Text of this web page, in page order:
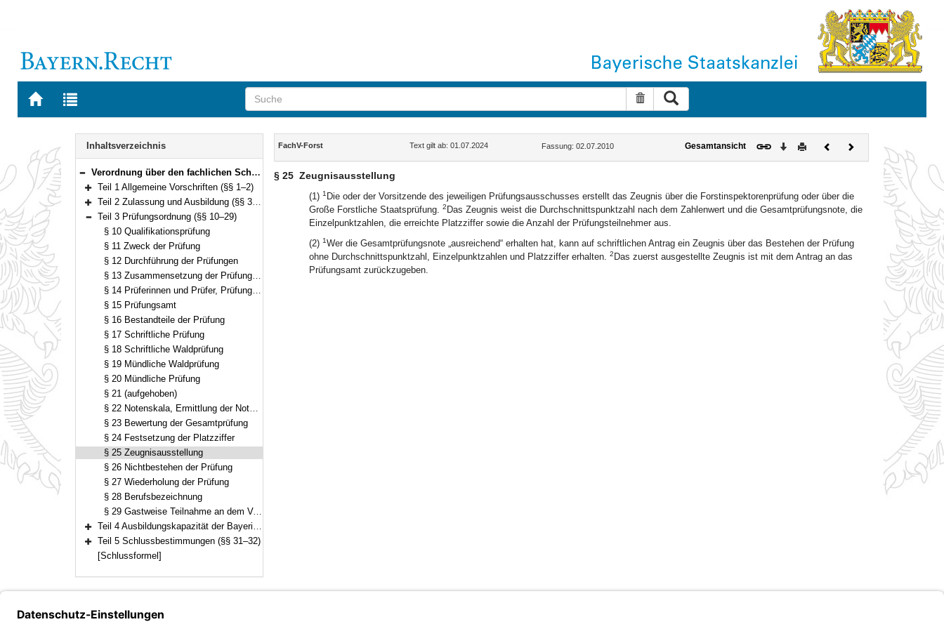
Zur
BAYERN.RECHT
Zur
letzten
Suche zurücksetzen
Navigation
Inhaltsverzeichnis
Bereich reduzieren
Verordnung über den fachlichen Schwerpunkt Forstdienst (Fachverordnung Forst – FachV-Forst) Vom 2. Juli 2010 (GVBl. S. 380) BayRS 2038-3-7-15-L (§§ 1–32)
Bereich erweitern
Teil 1 Allgemeine Vorschriften (§§ 1–2)
Bereich erweitern
Teil 2 Zulassung und Ausbildung (§§ 3–9)
Bereich reduzieren
Teil 3 Prüfungsordnung (§§ 10–29)
§ 10 Qualifikationsprüfung
§ 11 Zweck der Prüfung
§ 12 Durchführung der Prüfungen
§ 13 Zusammensetzung der Prüfungsausschüsse
§ 14 Prüferinnen und Prüfer, Prüfungskommissionen
§ 15 Prüfungsamt
§ 16 Bestandteile der Prüfung
§ 17 Schriftliche Prüfung
§ 18 Schriftliche Waldprüfung
§ 19 Mündliche Waldprüfung
§ 20 Mündliche Prüfung
§ 21 (aufgehoben)
§ 22 Notenskala, Ermittlung der Noten in den Prüfungsabschnitten
§ 23 Bewertung der Gesamtprüfung
§ 24 Festsetzung der Platzziffer
§ 25 Zeugnisausstellung
§ 26 Nichtbestehen der Prüfung
§ 27 Wiederholung der Prüfung
§ 28 Berufsbezeichnung
§ 29 Gastweise Teilnahme an dem Vorbereitungsdienst sowie der vorgesehenen Prüfung außerhalb des Beamtenverhältnisses
Bereich erweitern
Teil 4 Ausbildungskapazität der Bayerischen Forstverwaltung (§ 30)
Bereich erweitern
Teil 5 Schlussbestimmungen (§§ 31–32)
[Schlussformel]
Inhalt
FachV-Forst Text gilt ab: 01.07.2024 Fassung: 02.07.2010 Gesamtansicht Download
DruckenVorherigesNächstes
Dokument
§ 25 Zeugnisausstellung
(1) 1 Die oder der Vorsitzende des jeweiligen Prüfungsausschusses erstellt das Zeugnis über die Forstinspektorenprüfung oder über die
Große Forstliche Staatsprüfung. 2 Das Zeugnis weist die Durchschnittspunktzahl nach dem Zahlenwert und die Gesamtprüfungsnote, die
Einzelpunktzahlen, die erreichte Platzziffer sowie die Anzahl der Prüfungsteilnehmer aus.
(2) 1Wer die Gesamtprüfungsnote „ausreichend“ erhalten hat, kann auf schriftlichen Antrag ein Zeugnis über das Bestehen der Prüfung
ohne Durchschnittspunktzahl, Einzelpunktzahlen und Platzziffer erhalten. 2 Das zuerst ausgestellte Zeugnis ist mit dem Antrag an das
Prüfungsamt zurückzugeben.
Bayern.de